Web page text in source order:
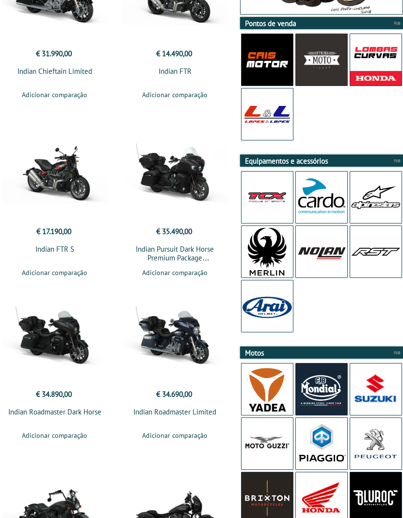
€ 31.990,00
Indian Chieftain Limited
Adicionar comparação
€ 14.490,00
Indian FTR
Adicionar comparação
€ 17.190,00
Indian FTR S
Adicionar comparação
€ 35.490,00
Indian Pursuit Dark Horse
Premium Package
Adicionar comparação
€ 34.890,00
Indian Roadmaster Dark Horse
Adicionar comparação
€ 34.690,00
Indian Roadmaster Limited
Adicionar comparação
Pontos de venda
Equipamentos e acessórios
Motos